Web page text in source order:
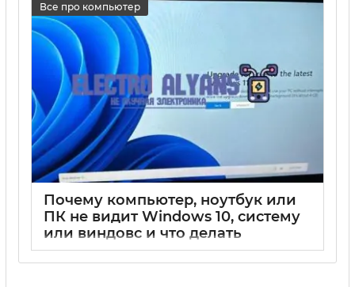
17 05 2025 0
Все про компьютер
Почему компьютер, ноутбук или
ПК не видит Windows 10, систему
или виндовс и что делать